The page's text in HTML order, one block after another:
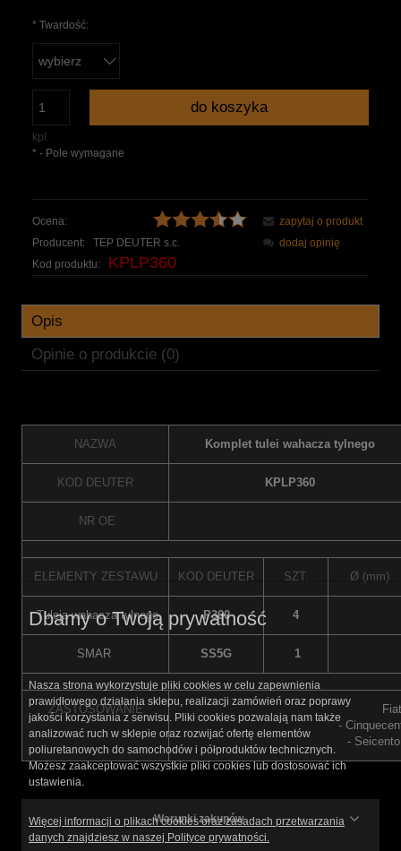
* Twardość:
kpl.
do koszyka
* - Pole wymagane
Ocena:
Producent:
TEP DEUTER s.c.
Kod produktu:
KPLP360
zapytaj o produkt
dodaj opinię
Opis
Opinie o produkcie (0)
NAZWA Komplet tulei wahacza tylnego
KOD DEUTER KPLP360
NR OE
ELEMENTY ZESTAWU KOD DEUTER SZT. Ø (mm)
Tuleja wahacza tylnego P360 4
SMAR SS5G 1
ZASTOSOWANIE
-
-
Warunki zakupów
Dbamy o Twoją prywatność
Nasza strona wykorzystuje pliki cookies w celu zapewnienia
prawidłowego działania sklepu, realizacji zamówień oraz poprawy
jakości korzystania z serwisu. Pliki cookies pozwalają nam także
analizować ruch w sklepie oraz rozwijać ofertę elementów
poliuretanowych do samochodów i półproduktów technicznych.
Możesz zaakceptować wszystkie pliki cookies lub dostosować ich
ustawienia.
Więcej informacji o plikach cookies oraz zasadach przetwarzania
danych znajdziesz w naszej Polityce prywatności.